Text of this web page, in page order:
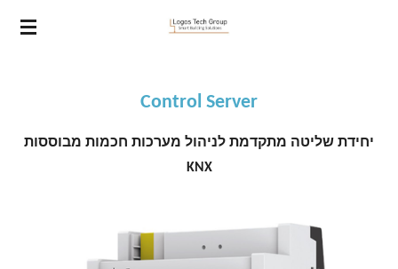
Control Server
יחידת שליטה מתקדמת לניהול מערכות חכמות מבוססות
KNX